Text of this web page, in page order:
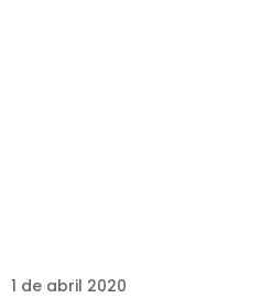
1 de abril 2020